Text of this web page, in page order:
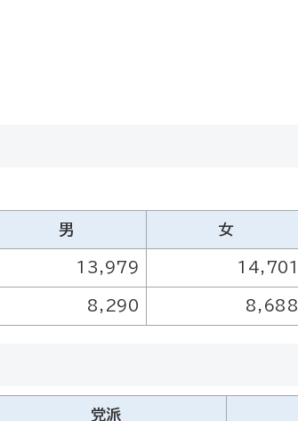
男 女
13,979 14,701
8,290 8,688
党派